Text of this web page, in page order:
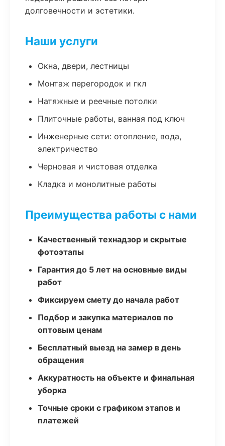
долговечности и эстетики.
Наши услуги
Окна, двери, лестницы
Монтаж перегородок и гкл
Натяжные и реечные потолки
Плиточные работы, ванная под ключ
Инженерные сети: отопление, вода,
электричество
Черновая и чистовая отделка
Кладка и монолитные работы
Преимущества работы с нами
Качественный технадзор и скрытые
фотоэтапы
Гарантия до 5 лет на основные виды
работ
Фиксируем смету до начала работ
Подбор и закупка материалов по
оптовым ценам
Бесплатный выезд на замер в день
обращения
Аккуратность на объекте и финальная
уборка
Точные сроки с графиком этапов и
платежей